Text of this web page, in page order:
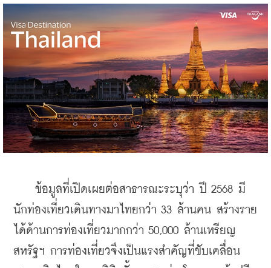
ข้อมูลที่เปิดเผยต่อสาธารณะระบุว่า ปี 2568 มี
นักท่องเที่ยวเดินทางมาไทยกว่า 33 ล้านคน สร้างราย
ได้ด้านการท่องเที่ยวมากกว่า 50,000 ล้านเหรียญ
สหรัฐฯ การท่องเที่ยวจึงเป็นแรงสำคัญที่ขับเคลื่อน